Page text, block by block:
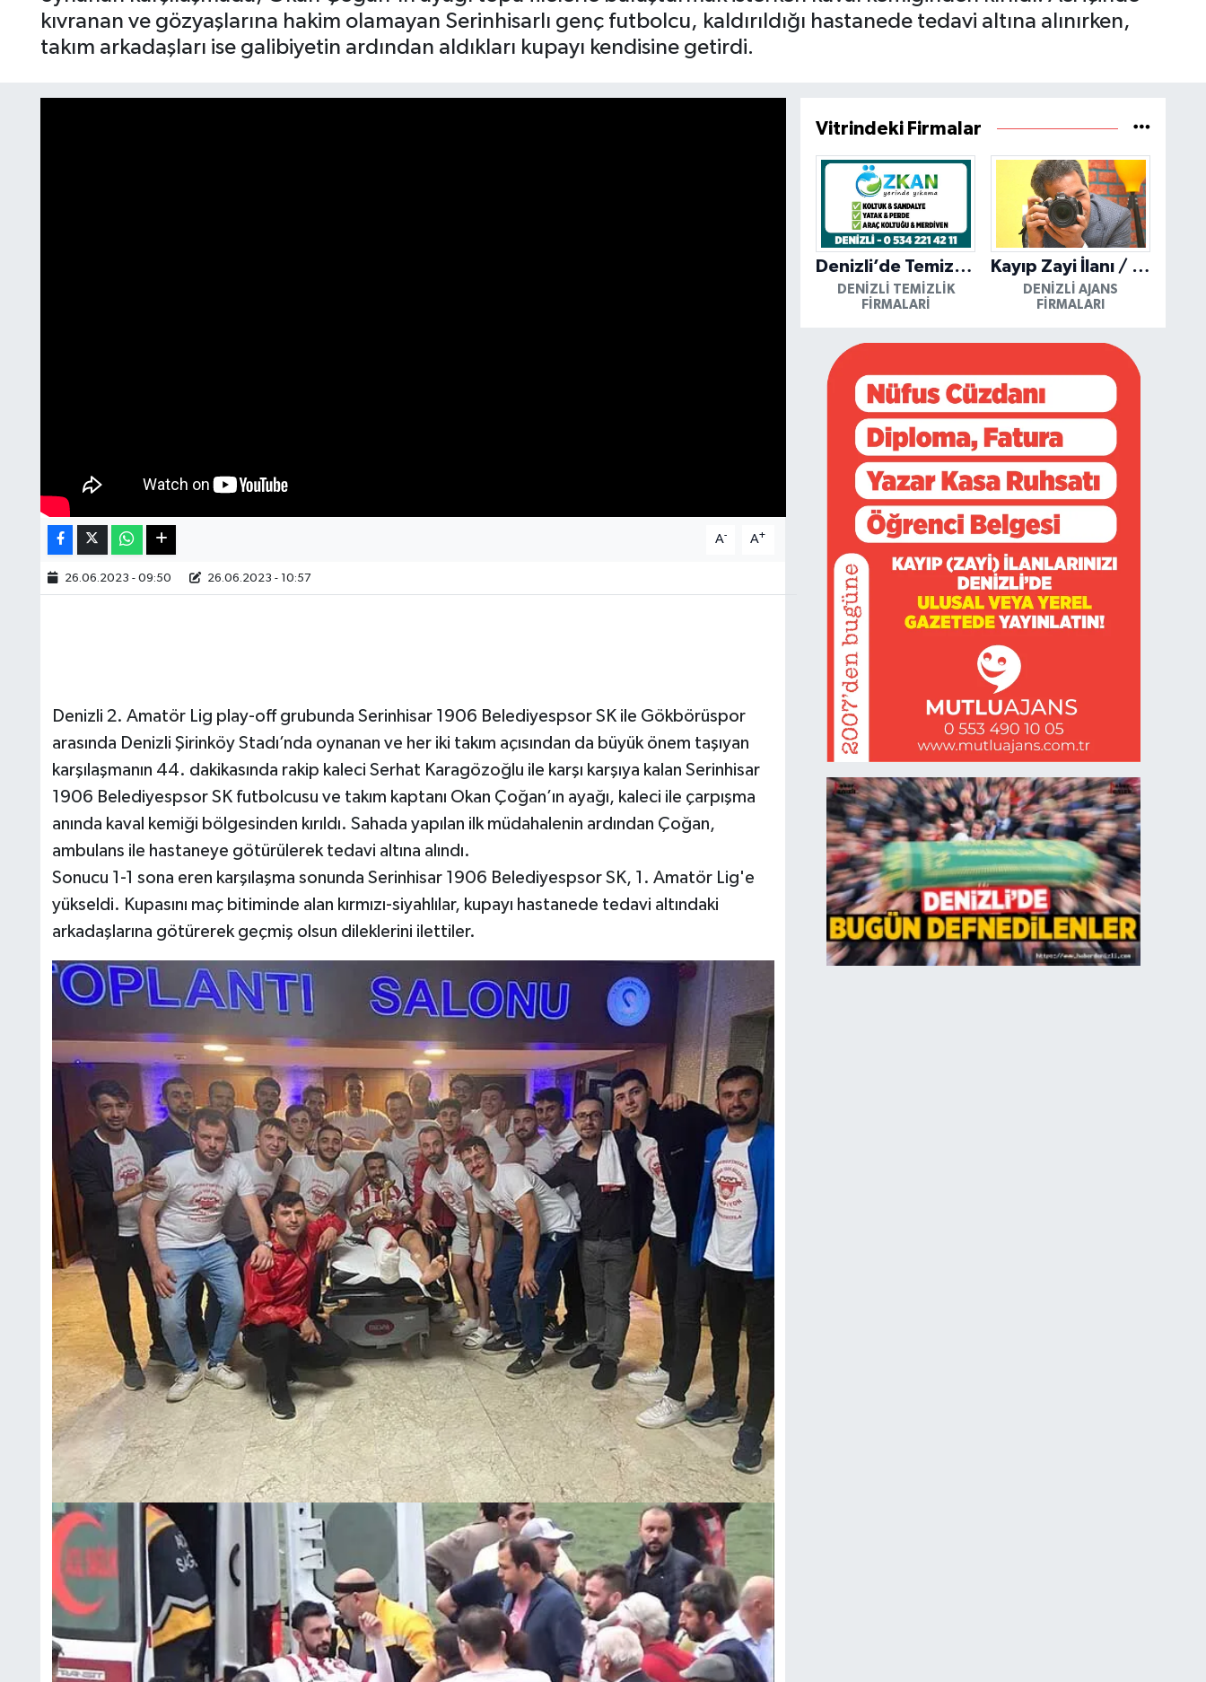
kıvranan ve gözyaşlarına hakim olamayan Serinhisarlı genç futbolcu, kaldırıldığı hastanede tedavi altına alınırken,
takım arkadaşları ise galibiyetin ardından aldıkları kupayı kendisine getirdi.
A- A+
26.06.2023 - 09:50 26.06.2023 - 10:57
Denizli 2. Amatör Lig play-off grubunda Serinhisar 1906 Belediyespsor SK ile Gökbörüspor
arasında Denizli Şirinköy Stadı’nda oynanan ve her iki takım açısından da büyük önem taşıyan
karşılaşmanın 44. dakikasında rakip kaleci Serhat Karagözoğlu ile karşı karşıya kalan Serinhisar
1906 Belediyespsor SK futbolcusu ve takım kaptanı Okan Çoğan’ın ayağı, kaleci ile çarpışma
anında kaval kemiği bölgesinden kırıldı. Sahada yapılan ilk müdahalenin ardından Çoğan,
ambulans ile hastaneye götürülerek tedavi altına alındı.
Sonucu 1-1 sona eren karşılaşma sonunda Serinhisar 1906 Belediyespsor SK, 1. Amatör Lig'e
yükseldi. Kupasını maç bitiminde alan kırmızı-siyahlılar, kupayı hastanede tedavi altındaki
arkadaşlarına götürerek geçmiş olsun dileklerini ilettiler.
Vitrindeki Firmalar
Denizli’de Temizliğin Güvenilir Adresi: Özkan Yerinde Yıkama
DENIZLI TEMIZLIK
FIRMALARI
Kayıp Zayi İlanı / Mutlu Ajans / Denizli
DENIZLI AJANS
FIRMALARI